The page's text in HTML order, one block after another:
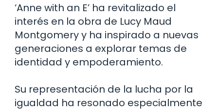
‘Anne with an E’ ha revitalizado el
interés en la obra de Lucy Maud
Montgomery y ha inspirado a nuevas
generaciones a explorar temas de
identidad y empoderamiento.
Su representación de la lucha por la
igualdad ha resonado especialmente